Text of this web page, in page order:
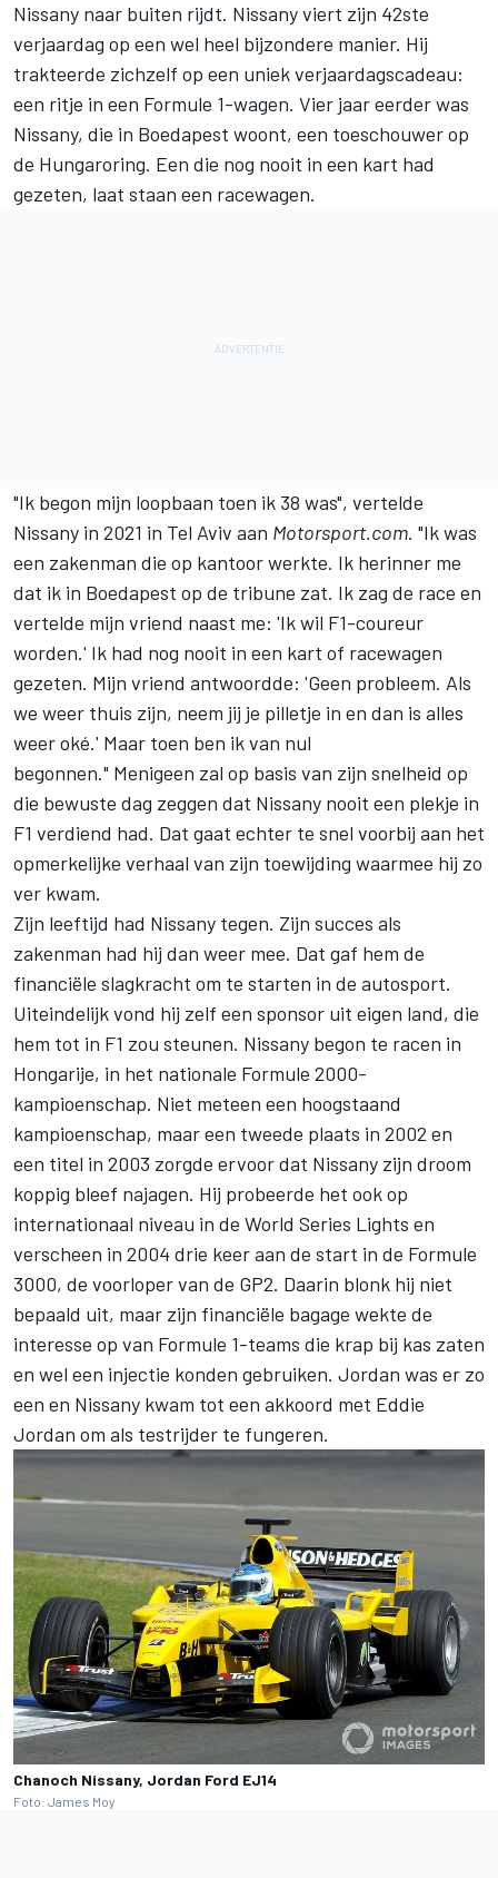
Nissany naar buiten rijdt. Nissany viert zijn 42ste
verjaardag op een wel heel bijzondere manier. Hij
trakteerde zichzelf op een uniek verjaardagscadeau:
een ritje in een Formule 1-wagen. Vier jaar eerder was
Nissany, die in Boedapest woont, een toeschouwer op
de Hungaroring. Een die nog nooit in een kart had
gezeten, laat staan een racewagen.
"Ik begon mijn loopbaan toen ik 38 was", vertelde
Nissany in 2021 in Tel Aviv aan Motorsport.com. "Ik was
een zakenman die op kantoor werkte. Ik herinner me
dat ik in Boedapest op de tribune zat. Ik zag de race en
vertelde mijn vriend naast me: 'Ik wil F1-coureur
worden.' Ik had nog nooit in een kart of racewagen
gezeten. Mijn vriend antwoordde: 'Geen probleem. Als
we weer thuis zijn, neem jij je pilletje in en dan is alles
weer oké.' Maar toen ben ik van nul
begonnen." Menigeen zal op basis van zijn snelheid op
die bewuste dag zeggen dat Nissany nooit een plekje in
F1 verdiend had. Dat gaat echter te snel voorbij aan het
opmerkelijke verhaal van zijn toewijding waarmee hij zo
ver kwam.
Zijn leeftijd had Nissany tegen. Zijn succes als
zakenman had hij dan weer mee. Dat gaf hem de
financiële slagkracht om te starten in de autosport.
Uiteindelijk vond hij zelf een sponsor uit eigen land, die
hem tot in F1 zou steunen. Nissany begon te racen in
Hongarije, in het nationale Formule 2000-
kampioenschap. Niet meteen een hoogstaand
kampioenschap, maar een tweede plaats in 2002 en
een titel in 2003 zorgde ervoor dat Nissany zijn droom
koppig bleef najagen. Hij probeerde het ook op
internationaal niveau in de World Series Lights en
verscheen in 2004 drie keer aan de start in de Formule
3000, de voorloper van de GP2. Daarin blonk hij niet
bepaald uit, maar zijn financiële bagage wekte de
interesse op van Formule 1-teams die krap bij kas zaten
en wel een injectie konden gebruiken. Jordan was er zo
een en Nissany kwam tot een akkoord met Eddie
Jordan om als testrijder te fungeren.
Chanoch Nissany, Jordan Ford EJ14
Foto: James Moy